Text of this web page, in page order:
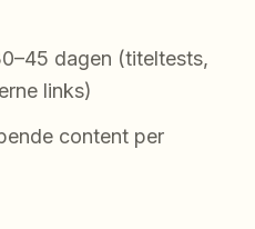
dagen (titeltests,
links)
content per